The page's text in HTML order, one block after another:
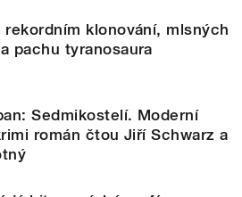
rekordním klonování, mlsných
pachu tyranosaura
Sedmikostelí. Moderní
román čtou Jiří Schwarz a